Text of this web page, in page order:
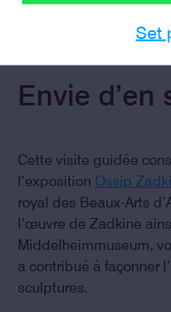
Set
Envie d’en
Cette visite guidée
l’exposition Ossip
royal des Beaux-Arts
l’œuvre de Zadkine
Middelheimmuseum,
a contribué à façonner
sculptures.